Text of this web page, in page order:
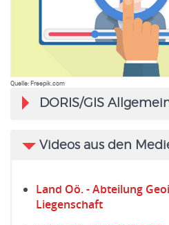
Quelle: Freepik.com
DORIS/GIS
Videos aus den
Land Oö. - Abteilung
Liegenschaft